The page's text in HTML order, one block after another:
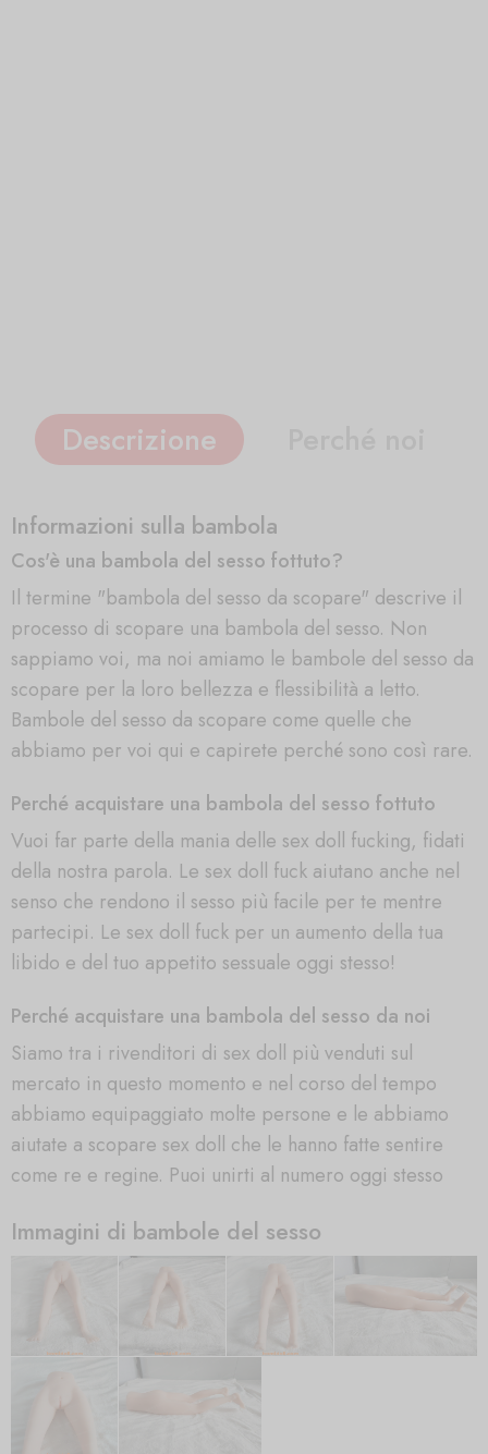
Descrizione
Informazioni sulla bambola
Cos'è una bambola del sesso fottuto?
Il termine "bambola del sesso da scopare" descrive il
processo di scopare una bambola del sesso. Non
sappiamo voi, ma noi amiamo le bambole del sesso da
scopare per la loro bellezza e flessibilità a letto.
Bambole del sesso da scopare come quelle che
abbiamo per voi qui e capirete perché sono così rare.
Perché acquistare una bambola del sesso fottuto
Vuoi far parte della mania delle sex doll fucking, fidati
della nostra parola. Le sex doll fuck aiutano anche nel
senso che rendono il sesso più facile per te mentre
partecipi. Le sex doll fuck per un aumento della tua
libido e del tuo appetito sessuale oggi stesso!
Perché acquistare una bambola del sesso da noi
Siamo tra i rivenditori di sex doll più venduti sul
mercato in questo momento e nel corso del tempo
abbiamo equipaggiato molte persone e le abbiamo
aiutate a scopare sex doll che le hanno fatte sentire
come re e regine. Puoi unirti al numero oggi stesso
Immagini di bambole del sesso